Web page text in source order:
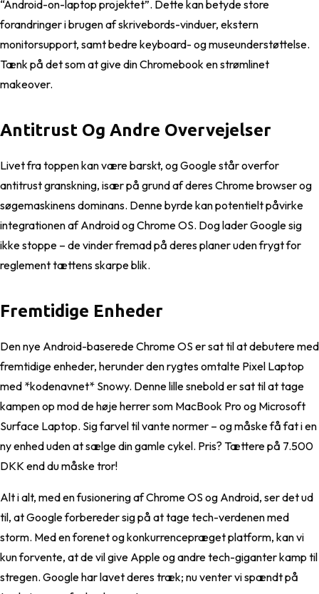
“Android-on-laptop projektet”. Dette kan betyde store
forandringer i brugen af skrivebords-vinduer, ekstern
monitorsupport, samt bedre keyboard- og museunderstøttelse.
Tænk på det som at give din Chromebook en strømlinet
makeover.
Antitrust Og Andre Overvejelser
Livet fra toppen kan være barskt, og Google står overfor
antitrust granskning, især på grund af deres Chrome browser og
søgemaskinens dominans. Denne byrde kan potentielt påvirke
integrationen af Android og Chrome OS. Dog lader Google sig
ikke stoppe – de vinder fremad på deres planer uden frygt for
reglement tættens skarpe blik.
Fremtidige Enheder
Den nye Android-baserede Chrome OS er sat til at debutere med
fremtidige enheder, herunder den rygtes omtalte Pixel Laptop
med *kodenavnet* Snowy. Denne lille snebold er sat til at tage
kampen op mod de høje herrer som MacBook Pro og Microsoft
Surface Laptop. Sig farvel til vante normer – og måske få fat i en
ny enhed uden at sælge din gamle cykel. Pris? Tættere på 7.500
DKK end du måske tror!
Alt i alt, med en fusionering af Chrome OS og Android, ser det ud
til, at Google forbereder sig på at tage tech-verdenen med
storm. Med en forenet og konkurrencepræget platform, kan vi
kun forvente, at de vil give Apple og andre tech-giganter kamp til
stregen. Google har lavet deres træk; nu venter vi spændt på